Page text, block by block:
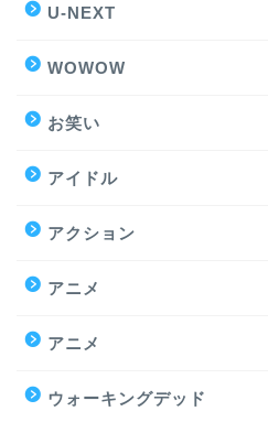
U-NEXT
WOWOW
お笑い
アイドル
アクション
アニメ
アニメ
ウォーキングデッド